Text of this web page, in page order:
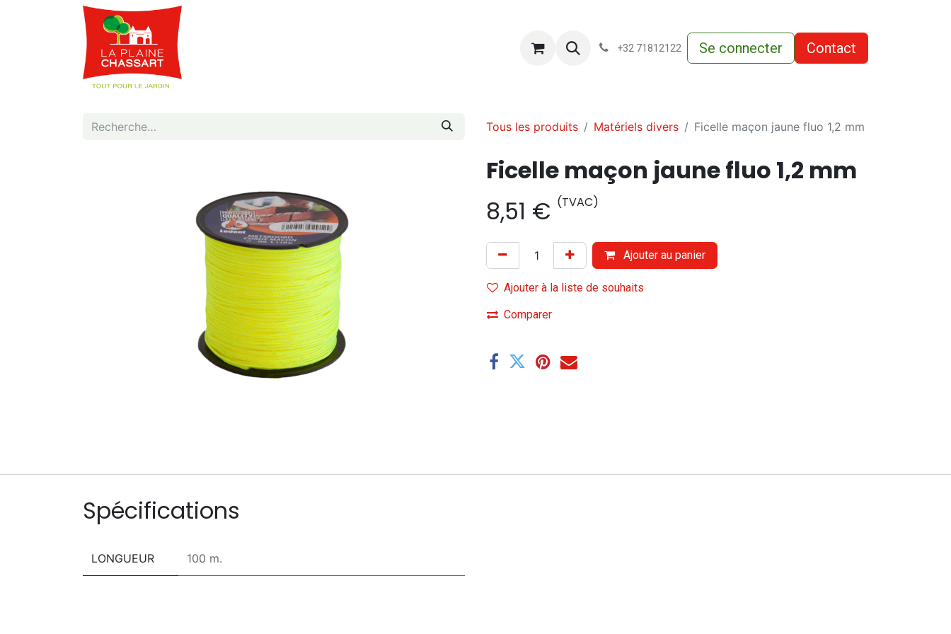
Conditions-generales-de-vente
+32 71812122 Se connecter Contact
Tous les produits Matériels divers Ficelle maçon jaune fluo 1,2 mm
Ficelle maçon jaune fluo 1,2 mm
8,51 € (TVAC)
Ajouter au panier
Ajouter à la liste de souhaits
Comparer
Spécifications
LONGUEUR 100 m.